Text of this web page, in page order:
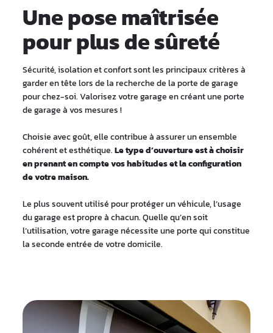
Une pose maîtrisée
pour plus de sûreté
Sécurité, isolation et confort sont les principaux critères à
garder en tête lors de la recherche de la porte de garage
pour chez-soi. Valorisez votre garage en créant une porte
de garage à vos mesures !
Choisie avec goût, elle contribue à assurer un ensemble
cohérent et esthétique.Le type d’ouverture est à choisir
en prenant en compte vos habitudes et la configuration
de votre maison.
Le plus souvent utilisé pour protéger un véhicule, l’usage
du garage est propre à chacun. Quelle qu’en soit
l’utilisation, votre garage nécessite une porte qui constitue
la seconde entrée de votre domicile.